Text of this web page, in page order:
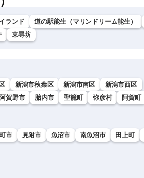
ランド 道の駅能生（マリンドリーム能生）
東尋坊
新潟市秋葉区 新潟市南区
新潟市西区
阿賀野市 胎内市 聖籠町 弥彦村 阿賀町
市 見附市 魚沼市 南魚沼市 田上町